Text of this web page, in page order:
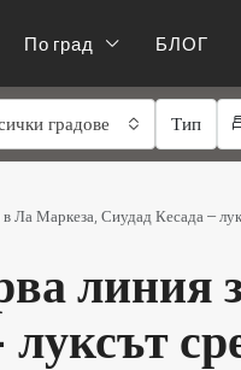
По град БЛОГ
градове Тип
Ла Маркеза, Сиудад Кесада –
линия